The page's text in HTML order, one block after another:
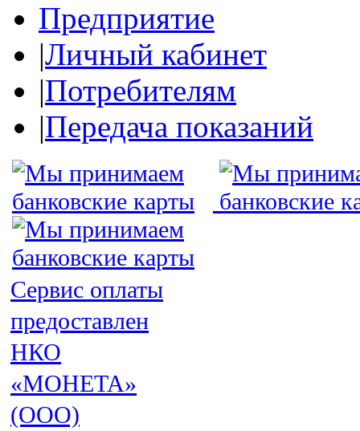
Предприятие
|Личный кабинет
|Потребителям
|Передача показаний
Сервис оплаты
предоставлен
НКО
«МОНЕТА»
(ООО)